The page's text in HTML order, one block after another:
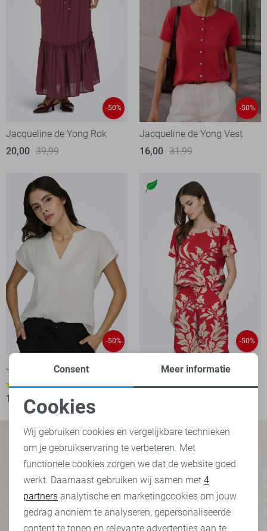
-50%
Jacqueline de Yong Rok
20,00 39,99
-50%
Jacqueline de Yong Vest
16,00 31,99
-50%
Jacqueline de Yong Blouse
1
12,50
-50%
Jacqueline de Yong T-shirt
10,00 19,99
Noodzakelijke cookies
Personalisatie cookies
Analytische cookies
Marketing cookies
Consent Meer informatie
Cookies
Wij gebruiken cookies en vergelijkbare technieken
om je gebruikservaring te verbeteren. Met
functionele cookies zorgen we dat de website goed
werkt. Daarnaast gebruiken wij samen met 4
partners analytische en marketingcookies om jouw
gedrag anoniem te analyseren, gepersonaliseerde
content te tonen en relevante advertenties aan te